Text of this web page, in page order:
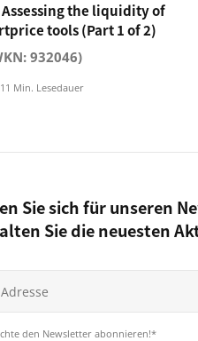
the liquidity of
tools (Part 1 of 2)
932046)
11 Min. Lesedauer
Sie sich für unseren
Sie die neuesten
den Newsletter abonnieren!*